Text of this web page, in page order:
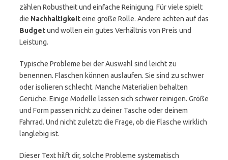
zählen Robustheit und einfache Reinigung. Für viele spielt
die Nachhaltigkeiteine große Rolle. Andere achten auf das
Budgetund wollen ein gutes Verhältnis von Preis und
Leistung.
Typische Probleme bei der Auswahl sind leicht zu
benennen. Flaschen können auslaufen. Sie sind zu schwer
oder isolieren schlecht. Manche Materialien behalten
Gerüche. Einige Modelle lassen sich schwer reinigen. Größe
und Form passen nicht zu deiner Tasche oder deinem
Fahrrad. Und nicht zuletzt: die Frage, ob die Flasche wirklich
langlebig ist.
Dieser Text hilft dir, solche Probleme systematisch